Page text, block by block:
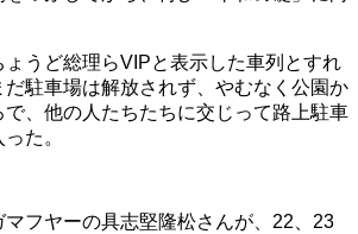
ょうど総理らVIPと表示した車列とすれ
駐車場は解放されず、やむなく公園か
で、他の人たちたちに交じって路上駐車
た。
マフヤーの具志堅隆松さんが、22、23